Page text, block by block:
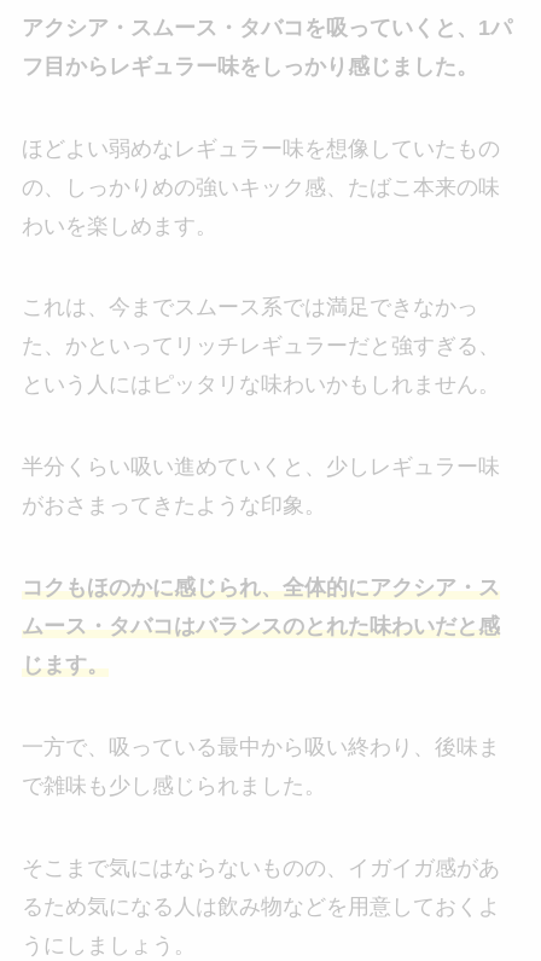
アクシア・スムース・タバコを吸っていくと、1パ
フ目からレギュラー味をしっかり感じました。
ほどよい弱めなレギュラー味を想像していたもの
の、しっかりめの強いキック感、たばこ本来の味
わいを楽しめます。
これは、今までスムース系では満足できなかっ
た、かといってリッチレギュラーだと強すぎる、
という人にはピッタリな味わいかもしれません。
半分くらい吸い進めていくと、少しレギュラー味
がおさまってきたような印象。
コクもほのかに感じられ、全体的にアクシア・ス
ムース・タバコはバランスのとれた味わいだと感
じます。
一方で、吸っている最中から吸い終わり、後味ま
で雑味も少し感じられました。
そこまで気にはならないものの、イガイガ感があ
るため気になる人は飲み物などを用意しておくよ
うにしましょう。